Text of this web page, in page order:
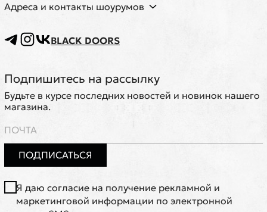
Адреса и контакты шоурумов
BLACK DOORS
Подпишитесь на рассылку
Будьте в курсе последних новостей и новинок нашего
магазина.
ПОДПИСАТЬСЯ
Я даю согласие на получение рекламной и
маркетинговой информации по электронной